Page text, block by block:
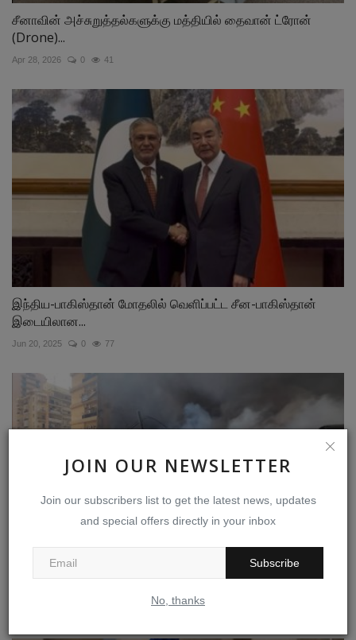
JOIN OUR NEWSLETTER
Join our subscribers list to get the latest news, updates
and special offers directly in your inbox
Subscribe
No, thanks
சீனாவின் அச்சுறுத்தல்களுக்கு மத்தியில் தைவான் ட்ரோன்
(Drone)...
Apr 28, 2026 0 41
இந்திய-பாகிஸ்தான் மோதலில் வெளிப்பட்ட சீன-பாகிஸ்தான்
இடையிலான...
Jun 20, 2025 0 77